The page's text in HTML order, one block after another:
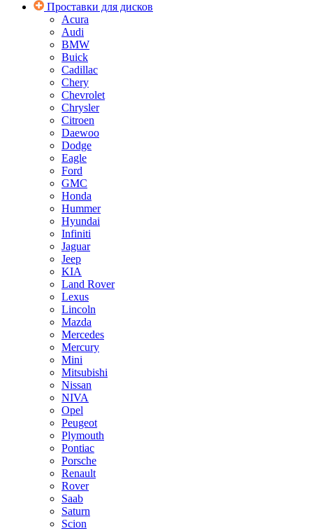
Проставки для дисков
Acura
Audi
BMW
Buick
Cadillac
Chery
Chevrolet
Chrysler
Citroen
Daewoo
Dodge
Eagle
Ford
GMC
Honda
Hummer
Hyundai
Infiniti
Jaguar
Jeep
KIA
Land Rover
Lexus
Lincoln
Mazda
Mercedes
Mercury
Mini
Mitsubishi
Nissan
NIVA
Opel
Peugeot
Plymouth
Pontiac
Porsche
Renault
Rover
Saab
Saturn
Scion